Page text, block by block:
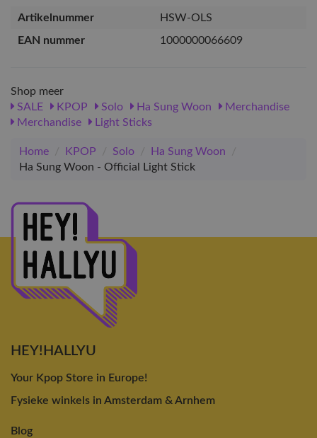
Artikelnummer
HSW-OLS
EAN nummer
1000000066609
Shop meer
SALE
KPOP Solo Ha Sung Woon
Merchandise
Merchandise
Light Sticks
Home / KPOP / Solo / Ha Sung Woon
/
Ha Sung Woon - Official Light Stick
HEY!HALLYU
Your Kpop Store in Europe!
Fysieke winkels in Amsterdam & Arnhem
Blog